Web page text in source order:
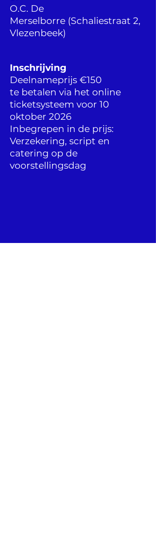
O.C. De
Merselborre (Schaliestraat 2,
Vlezenbeek)
Inschrijving
Deelnameprijs €150
te betalen via het online
ticketsysteem voor 10
oktober 2026
Inbegrepen in de prijs:
Verzekering, script en
catering op de
voorstellingsdag